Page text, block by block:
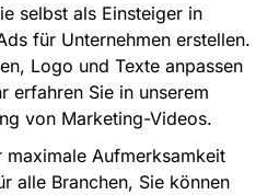
selbst als Einsteiger in
für Unternehmen erstellen.
Logo und Texte anpassen
erfahren Sie in unserem
von Marketing-Videos.
Aufmerksamkeit
alle Branchen, Sie können